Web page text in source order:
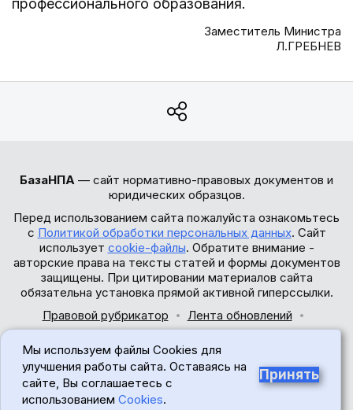
профессионального образования.
Заместитель Министра
Л.ГРЕБНЕВ
БазаНПА — сайт нормативно-правовых документов и
юридических образцов.
Перед использованием сайта пожалуйста ознакомьтесь
с Политикой обработки персональных данных. Сайт
использует cookie-файлы. Обратите внимание -
авторские права на тексты статей и формы документов
защищены. При цитировании материалов сайта
обязательна установка прямой активной гиперссылки.
Правовой рубрикатор
Лента обновлений
© 2017-2026
18+
Мы используем файлы Cookies для
улучшения работы сайта. Оставаясь на
сайте, Вы соглашаетесь с
использованием Cookies.
Принять